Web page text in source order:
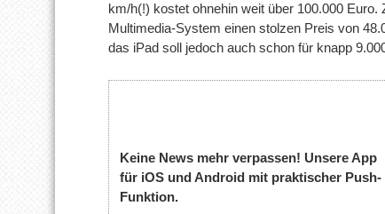
km/h(!) kostet ohnehin weit über 100.000
Multimedia-System einen stolzen Preis von
das iPad soll jedoch auch schon für knapp
Keine News mehr verpassen! Unsere App
für iOS und Android mit praktischer Push-
Funktion.